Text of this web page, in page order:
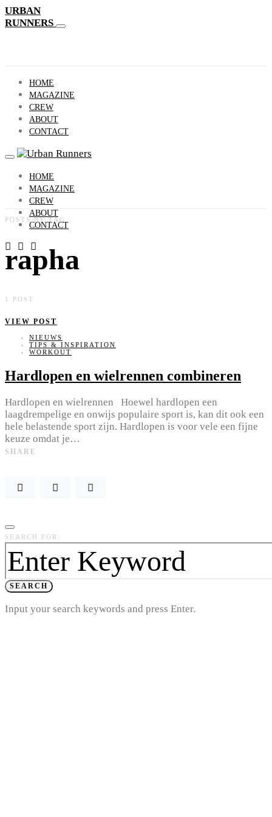
URBAN
RUNNERS
HOME
MAGAZINE
CREW
ABOUT
CONTACT
HOME
MAGAZINE
CREW
ABOUT
CONTACT
POSTS BY TAG
rapha
1 POST
VIEW POST
NIEUWS
TIPS & INSPIRATION
WORKOUT
Hardlopen en wielrennen combineren
Hardlopen en wielrennen Hoewel hardlopen een
laagdrempelige en onwijs populaire sport is, kan dit ook een
hele belastende sport zijn. Hardlopen is voor vele een fijne
keuze omdat je…
SHARE
SEARCH FOR:
SEARCH
Input your search keywords and press Enter.